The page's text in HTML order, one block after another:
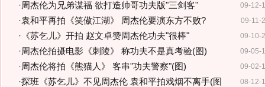
09-12-
·周杰伦为兄弟谋福 欲打造帅哥功夫版"三剑客"
09-11-
·袁和平再拍《笑傲江湖》 周杰伦要演东方不败?
09-10-
· 《苏乞儿》开拍 赵文卓赞周杰伦功夫"很棒"
09-05-
·周杰伦拍摄电影《刺陵》 称功夫不是真考验(图)
09-02-
·周杰伦将拍《熊猫人》 客串"功夫警察"(图)
08-12-
·探班《苏乞儿》不见周杰伦 袁和平拍戏烟不离手(图